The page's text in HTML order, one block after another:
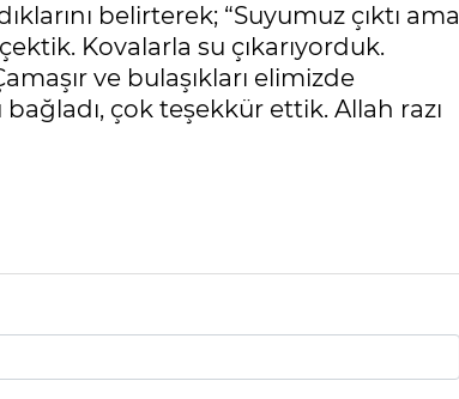
belirterek; “Suyumuz çıktı ama
Kovalarla su çıkarıyorduk.
ve bulaşıkları elimizde
çok teşekkür ettik. Allah razı